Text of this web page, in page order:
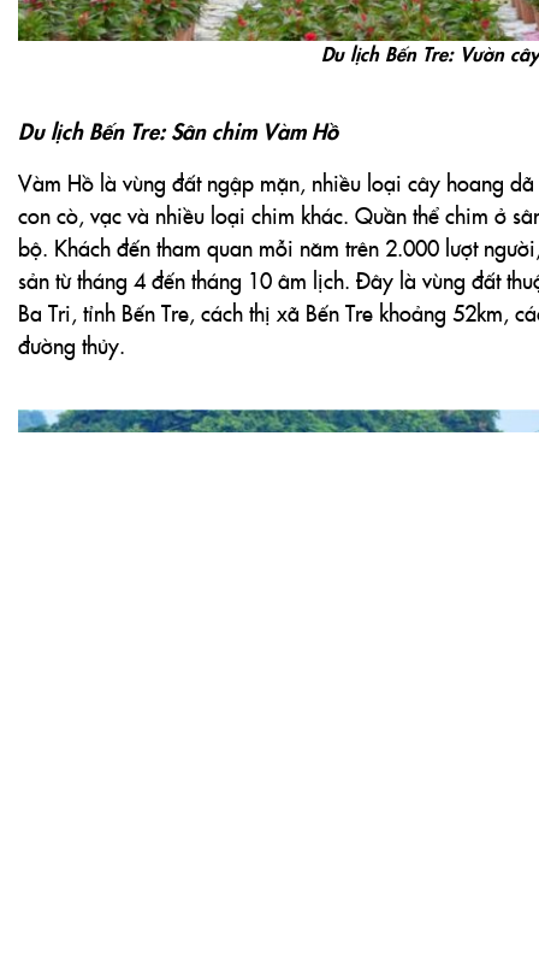
Vàm Hồ là vùng đất ngập mặn, nhiều loại cây hoang
con cò, vạc và nhiều loại chim khác. Quần thể chim ở
sản từ tháng 4 đến tháng 10 âm lịch. Đây là vùng đất
Ba Tri, tỉnh Bến Tre, cách thị xã Bến Tre khoảng 52km,
đường thủy.